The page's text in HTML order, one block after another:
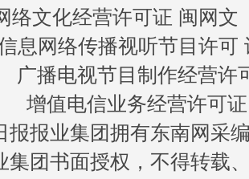
络文化经营许可证 闽网文
息网络传播视听节目许可
广播电视节目制作经营许
增值电信业务经营许可
报报业集团拥有东南网采
集团书面授权，不得转载